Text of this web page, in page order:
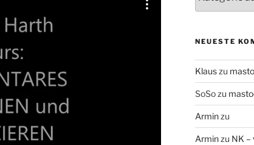
NEUESTE
Klauszu
SoSozu
Arminzu
Arminzu NK –